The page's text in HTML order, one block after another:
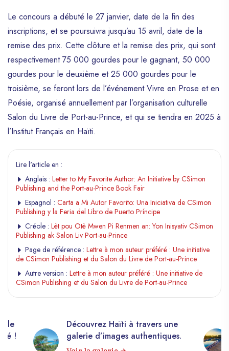
Le concours a débuté le 27 janvier, date de la fin des
inscriptions, et se poursuivra jusqu’au 15 avril, date de la
remise des prix. Cette clôture et la remise des prix, qui sont
respectivement 75 000 gourdes pour le gagnant, 50 000
gourdes pour le deuxième et 25 000 gourdes pour le
troisième, se feront lors de l’événement Vivre en Prose et en
Poésie, organisé annuellement par l’organisation culturelle
Salon du Livre de Port-au-Prince, et qui se tiendra en 2025 à
l’Institut Français en Haïti.
Lire l'article en :
Anglais : Letter to My Favorite Author: An Initiative by CSimon
Publishing and the Port-au-Prince Book Fair
Espagnol : Carta a Mi Autor Favorito: Una Iniciativa de CSimon
Publishing y la Feria del Libro de Puerto Príncipe
Créole : Lèt pou Otè Mwen Pi Renmen an: Yon Inisyativ CSimon
Publishing ak Salon Liv Port-au-Prince
Page de référence : Lettre à mon auteur préféré : Une initiative
de CSimon Publishing et du Salon du Livre de Port-au-Prince
Autre version : Lettre à mon auteur préféré : Une initiative de
CSimon Publishing et du Salon du Livre de Port-au-Prince
!
Découvrez Haïti à travers une
galerie d’images authentiques.